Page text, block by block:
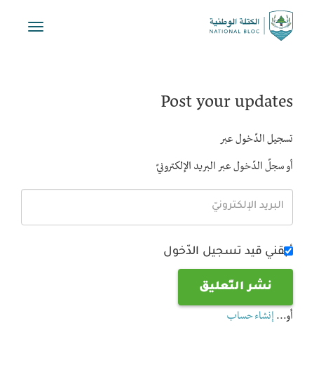
Toggle
Post your updates
تسجيل الدّخول عبر
أو سجلّ الدّخول عبر البريد الإلكترونيّ
أبقني قيد تسجيل الدّخول
أو… إنشاء حساب